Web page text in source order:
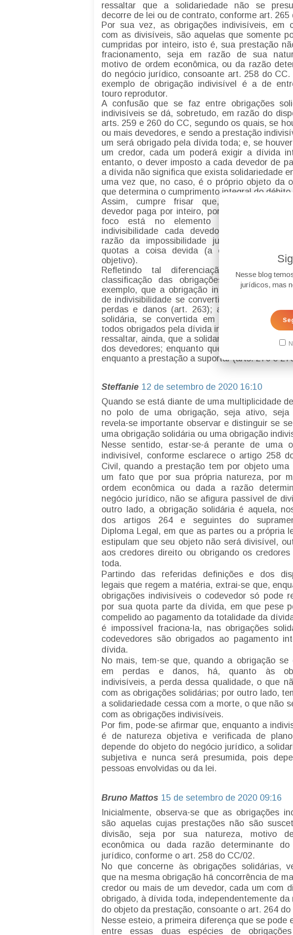
Nesse blog
jurídicos, mas
ressaltar que a solidariedade não se
decorre de lei ou de contrato, conforme art. 265
Por sua vez, as obrigações indivisíveis, em
com as divisíveis, são aquelas que somente
cumpridas por inteiro, isto é, sua prestação
fracionamento, seja em razão de sua
motivo de ordem econômica, ou da razão
do negócio jurídico, consoante art. 258 do CC.
exemplo de obrigação indivisível é a de
touro reprodutor.
A confusão que se faz entre obrigações
indivisíveis se dá, sobretudo, em razão do
arts. 259 e 260 do CC, segundo os quais, se
ou mais devedores, e sendo a prestação
um será obrigado pela dívida toda; e, se
um credor, cada um poderá exigir a dívida
entanto, o dever imposto a cada devedor de
a dívida não significa que exista solidariedade
uma vez que, no caso, é o próprio objeto da
que determina o cumprimento integral do débito.
Assim, cumpre frisar que, na
devedor paga por inteiro, porque deve
foco está no elemento subjetivo);
indivisibilidade cada devedor solve a
razão da impossibilidade jurídica de se
quotas a coisa devida (a ênfase está no
objetivo).
Refletindo tal diferenciação de critérios
classificação das obrigações, o CC
exemplo, que a obrigação indivisível perde
de indivisibilidade se convertida em obrigação
perdas e danos (art. 263); ao passo que a
solidária, se convertida em perdas e danos,
todos obrigados pela dívida inteira (art. 279).
ressaltar, ainda, que a solidariedade cessa com
dos devedores; enquanto que a indivisibilidade
enquanto a prestação a suportar (arts. 270 e
Steffanie 12 de setembro de 2020 16:10
Quando se está diante de uma multiplicidade
no polo de uma obrigação, seja ativo, seja
revela-se importante observar e distinguir se
uma obrigação solidária ou uma obrigação
Nesse sentido, estar-se-á perante de uma
indivisível, conforme esclarece o artigo 258
Civil, quando a prestação tem por objeto uma
um fato que por sua própria natureza, por
ordem econômica ou dada a razão
negócio jurídico, não se afigura passível de
outro lado, a obrigação solidária é aquela,
dos artigos 264 e seguintes do
Diploma Legal, em que as partes ou a própria
estipulam que seu objeto não será divisível,
aos credores direito ou obrigando os
toda.
Partindo das referidas definições e dos
legais que regem a matéria, extrai-se que,
obrigações indivisíveis o codevedor só pode
por sua quota parte da dívida, em que pese
compelido ao pagamento da totalidade da
é impossível fraciona-la, nas obrigações
codevedores são obrigados ao pagamento
dívida.
No mais, tem-se que, quando a obrigação se
em perdas e danos, há, quanto às
indivisíveis, a perda dessa qualidade, o que
com as obrigações solidárias; por outro lado,
a solidariedade cessa com a morte, o que não
com as obrigações indivisíveis.
Por fim, pode-se afirmar que, enquanto a
é de natureza objetiva e verificada de
depende do objeto do negócio jurídico, a
subjetiva e nunca será presumida, pois
pessoas envolvidas ou da lei.
Bruno Mattos 15 de setembro de 2020 09:16
Inicialmente, observa-se que as obrigações
são aquelas cujas prestações não são
divisão, seja por sua natureza, motivo
econômica ou dada razão determinante do
jurídico, conforme o art. 258 do CC/02.
No que concerne às obrigações solidárias,
que na mesma obrigação há concorrência de
credor ou mais de um devedor, cada um com
obrigado, à dívida toda, independentemente da
do objeto da prestação, consoante o art. 264 do
Nesse esteio, a primeira diferença que se pode
entre essas duas espécies de